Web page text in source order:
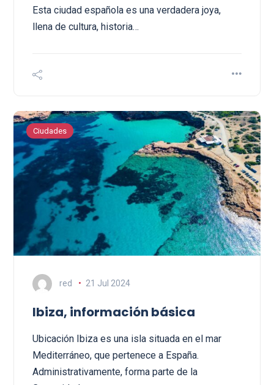
Esta ciudad española es una verdadera joya,
llena de cultura, historia…
Ciudades
red 21 Jul 2024
Ibiza, información básica
Ubicación Ibiza es una isla situada en el mar
Mediterráneo, que pertenece a España.
Administrativamente, forma parte de la